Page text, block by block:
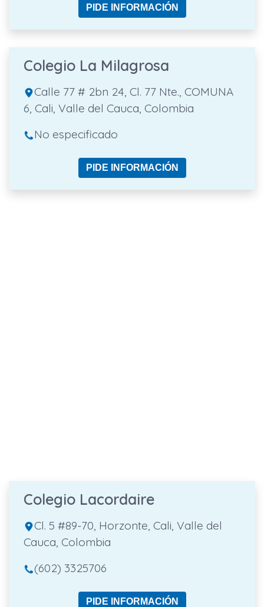
PIDE INFORMACIÓN
Colegio La Milagrosa
Calle 77 # 2bn 24, Cl. 77 Nte., COMUNA
6, Cali, Valle del Cauca, Colombia
No especificado
PIDE INFORMACIÓN
Colegio Lacordaire
Cl. 5 #89-70, Horzonte, Cali, Valle del
Cauca, Colombia
(602) 3325706
PIDE INFORMACIÓN